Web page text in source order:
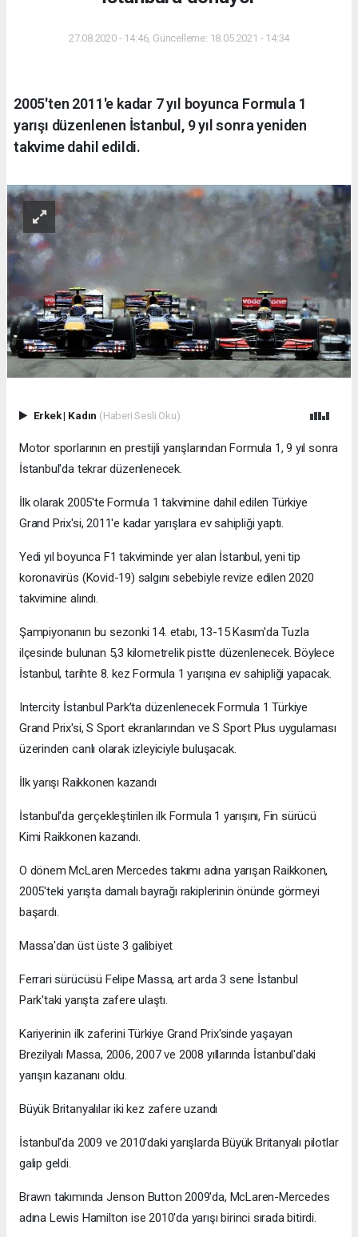
27.08.2020 - 14:46, Güncelleme: 18.05.2021 - 14:34
2005'ten 2011'e kadar 7 yıl boyunca Formula 1
yarışı düzenlenen İstanbul, 9 yıl sonra yeniden
takvime dahil edildi.
Erkek| Kadın (Haberi Sesli Oku)
Motor sporlarının en prestijli yarışlarından Formula 1, 9 yıl sonra
İstanbul'da tekrar düzenlenecek.
İlk olarak 2005'te Formula 1 takvimine dahil edilen Türkiye
Grand Prix'si, 2011'e kadar yarışlara ev sahipliği yaptı.
Yedi yıl boyunca F1 takviminde yer alan İstanbul, yeni tip
koronavirüs (Kovid-19) salgını sebebiyle revize edilen 2020
takvimine alındı.
Şampiyonanın bu sezonki 14. etabı, 13-15 Kasım'da Tuzla
ilçesinde bulunan 5,3 kilometrelik pistte düzenlenecek. Böylece
İstanbul, tarihte 8. kez Formula 1 yarışına ev sahipliği yapacak.
Intercity İstanbul Park’ta düzenlenecek Formula 1 Türkiye
Grand Prix'si, S Sport ekranlarından ve S Sport Plus uygulaması
üzerinden canlı olarak izleyiciyle buluşacak.
İlk yarışı Raikkonen kazandı
İstanbul'da gerçekleştirilen ilk Formula 1 yarışını, Fin sürücü
Kimi Raikkonen kazandı.
O dönem McLaren Mercedes takımı adına yarışan Raikkonen,
2005'teki yarışta damalı bayrağı rakiplerinin önünde görmeyi
başardı.
Massa'dan üst üste 3 galibiyet
Ferrari sürücüsü Felipe Massa, art arda 3 sene İstanbul
Park'taki yarışta zafere ulaştı.
Kariyerinin ilk zaferini Türkiye Grand Prix'sinde yaşayan
Brezilyalı Massa, 2006, 2007 ve 2008 yıllarında İstanbul'daki
yarışın kazananı oldu.
Büyük Britanyalılar iki kez zafere uzandı
İstanbul'da 2009 ve 2010'daki yarışlarda Büyük Britanyalı pilotlar
galip geldi.
Brawn takımında Jenson Button 2009'da, McLaren-Mercedes
adına Lewis Hamilton ise 2010'da yarışı birinci sırada bitirdi.